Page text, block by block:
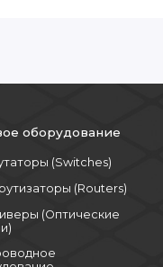
оборудование
(Switches)
(Routers)
(Оптические